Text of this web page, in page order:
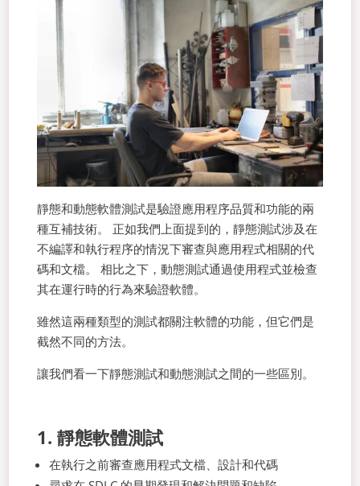
靜態和動態軟體測試是驗證應用程序品質和功能的兩
種互補技術。 正如我們上面提到的，靜態測試涉及在
不編譯和執行程序的情況下審查與應用程式相關的代
碼和文檔。 相比之下，動態測試通過使用程式並檢查
其在運行時的行為來驗證軟體。
雖然這兩種類型的測試都關注軟體的功能，但它們是
截然不同的方法。
讓我們看一下靜態測試和動態測試之間的一些區別。
1. 靜態軟體測試
在執行之前審查應用程式文檔、設計和代碼